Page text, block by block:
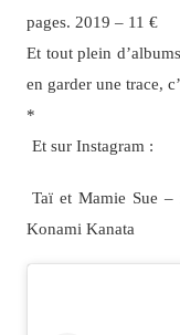
pages. 2019 – 11 €
Et tout plein
en garder une trace,
*
Et sur Instagram :
Taï et Mamie Sue –
Konami Kanata